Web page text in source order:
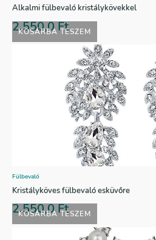
KOSÁRBA TESZEM
Alkalmi fülbevaló kristálykövekkel
2.550,0Ft
KOSÁRBA TESZEM
Fülbevaló
Kristályköves fülbevaló esküvőre
2.550,0Ft